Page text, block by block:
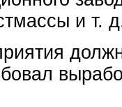
и т.